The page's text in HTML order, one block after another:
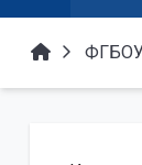
ФГБОУ